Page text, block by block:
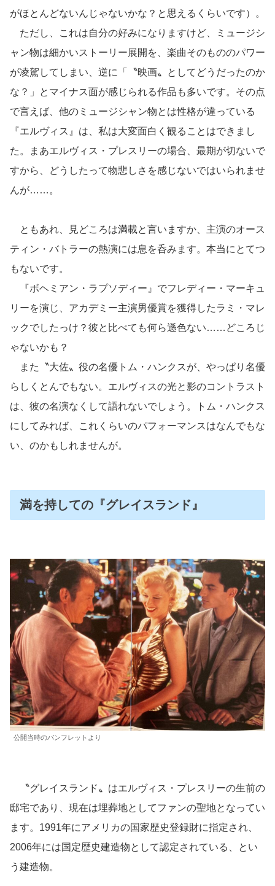
がほとんどないんじゃないかな？と思えるくらいです）。
ただし、これは自分の好みになりますけど、ミュージシ
ャン物は細かいストーリー展開を、楽曲そのもののパワー
が凌駕してしまい、逆に「〝映画〟としてどうだったのか
な？」とマイナス面が感じられる作品も多いです。その点
で言えば、他のミュージシャン物とは性格が違っている
『エルヴィス』は、私は大変面白く観ることはできまし
た。まあエルヴィス・プレスリーの場合、最期が切ないで
すから、どうしたって物悲しさを感じないではいられませ
んが……。
ともあれ、見どころは満載と言いますか、主演のオース
ティン・バトラーの熱演には息を呑みます。本当にとてつ
もないです。
『ボヘミアン・ラプソディー』でフレディー・マーキュ
リーを演じ、アカデミー主演男優賞を獲得したラミ・マレ
ックでしたっけ？彼と比べても何ら遜色ない……どころじ
ゃないかも？
また〝大佐〟役の名優トム・ハンクスが、やっぱり名優
らしくとんでもない。エルヴィスの光と影のコントラスト
は、彼の名演なくして語れないでしょう。トム・ハンクス
にしてみれば、これくらいのパフォーマンスはなんでもな
い、のかもしれませんが。
満を持しての『グレイスランド』
公開当時のパンフレットより
〝グレイスランド〟はエルヴィス・プレスリーの生前の
邸宅であり、現在は埋葬地としてファンの聖地となってい
ます。1991年にアメリカの国家歴史登録財に指定され、
2006年には国定歴史建造物として認定されている、とい
う建造物。